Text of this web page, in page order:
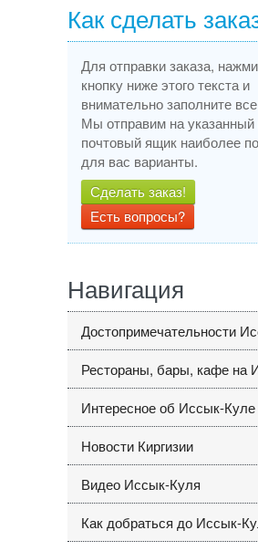
Как сделать
Для отправки заказа,
кнопку ниже этого текста и
внимательно заполните
Мы отправим на
почтовый ящик наиболее
для вас варианты.
Сделать заказ!
Есть вопросы?
Навигация
Достопримечательности
Рестораны, бары, кафе на
Интересное об Иссык-Куле
Новости Киргизии
Видео Иссык-Куля
Как добраться до Иссык-